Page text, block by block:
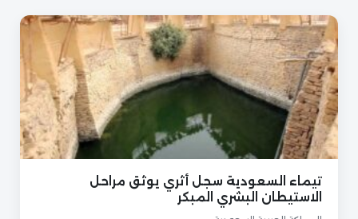
تيماء السعودية سجل أثري يوثق مراحل
الاستيطان البشري المبكر